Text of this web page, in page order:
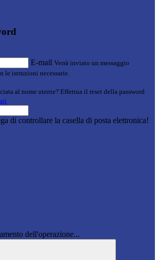
E-mail Verrà inviato un messaggio
le istruzioni necessarie.
al nome utente? Effettua il reset della password
di controllare la casella di posta elettronica!
dell'operazione...